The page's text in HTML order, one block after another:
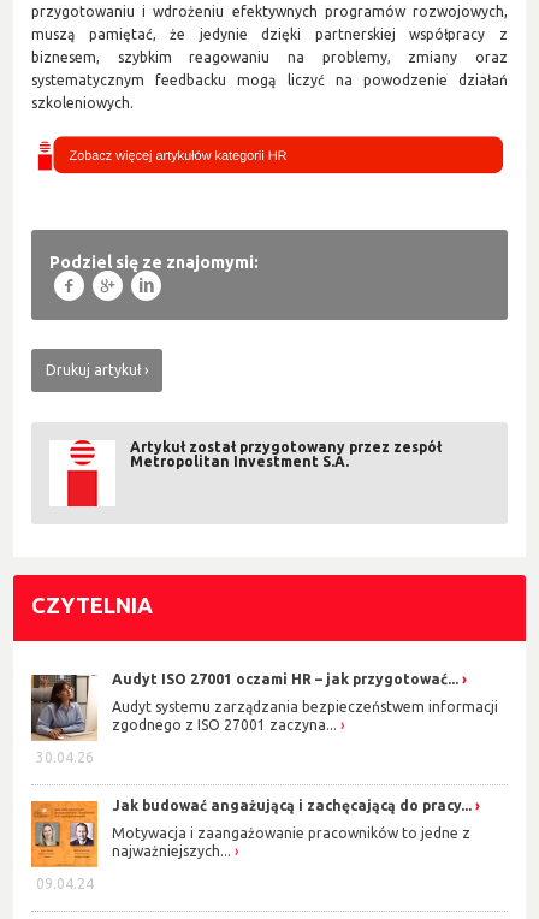
przygotowaniu i wdrożeniu efektywnych programów rozwojowych,
muszą pamiętać, że jedynie dzięki partnerskiej współpracy z
biznesem, szybkim reagowaniu na problemy, zmiany oraz
systematycznym feedbacku mogą liczyć na powodzenie działań
szkoleniowych.
Podziel się ze znajomymi:
f g l
Drukuj artykuł
Artykuł został przygotowany przez zespół
Metropolitan Investment S.A.
CZYTELNIA
30.04.26
Audyt ISO 27001 oczami HR – jak przygotować...
Audyt systemu zarządzania bezpieczeństwem informacji
zgodnego z ISO 27001 zaczyna...
09.04.24
Jak budować angażującą i zachęcającą do pracy...
Motywacja i zaangażowanie pracowników to jedne z
najważniejszych...